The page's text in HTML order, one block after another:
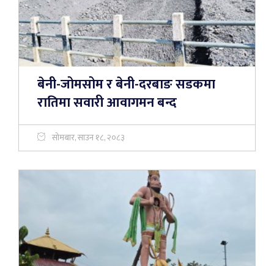
बेनी-जोमसोम र बेनी-दरबाङ सडकमा
रातिमा सवारी आवागमन बन्द
सोमबार, साउन १८, २०८३